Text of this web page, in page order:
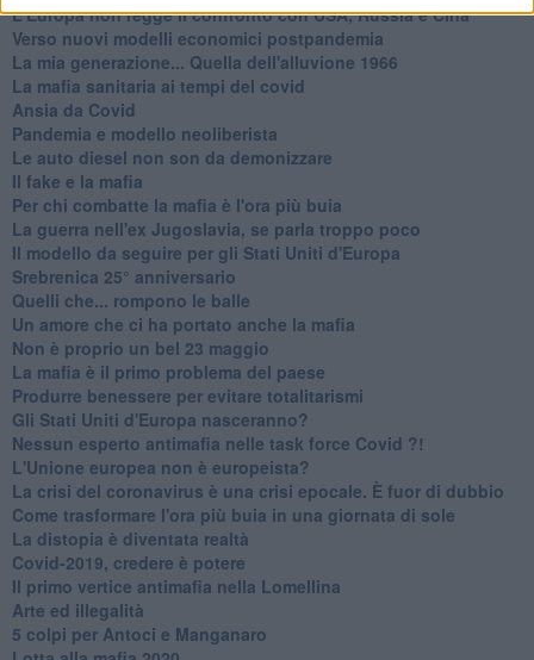
L'Europa non regge il confronto con USA, Russia e Cina
Verso nuovi modelli economici postpandemia
​La mia generazione... Quella dell'alluvione 1966
​La mafia sanitaria ai tempi del covid
Ansia da Covid
Pandemia e modello neoliberista
Le auto diesel non son da demonizzare
​Il fake e la mafia
Per chi combatte la mafia è l'ora più buia
La guerra nell'ex Jugoslavia, se parla troppo poco
Il modello da seguire per gli Stati Uniti d'Europa
Srebrenica 25° anniversario
Quelli che... rompono le balle
Un amore che ci ha portato anche la mafia
Non è proprio un bel 23 maggio
La mafia è il primo problema del paese
Produrre benessere per evitare totalitarismi
Gli Stati Uniti d'Europa nasceranno?
Nessun esperto antimafia nelle task force Covid ?!
L'Unione europea non è europeista?
La crisi del coronavirus è una crisi epocale. È fuor di dubbio
Come trasformare l'ora più buia in una giornata di sole
​La distopia è diventata realtà
Covid-2019, credere è potere
Il primo vertice antimafia nella Lomellina
Arte ed illegalità
​5 colpi per Antoci e Manganaro